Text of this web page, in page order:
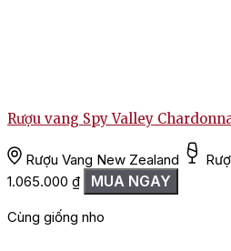
Rượu vang Spy Valley
Rượu Vang New Zealand
1.065.000 ₫ MUA NGAY
Cùng giống nho